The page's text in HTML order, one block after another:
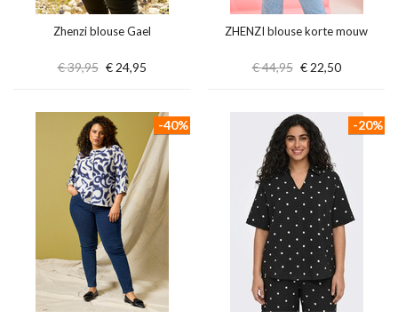
Zhenzi blouse Gael
€ 39,95 € 24,95
ZHENZI blouse korte mouw
€ 44,95 € 22,50
-40% -20%